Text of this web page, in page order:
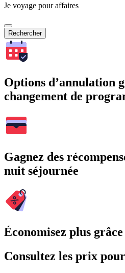
Je voyage pour affaires
Rechercher
Options d’annulation
changement de
Gagnez des
nuit séjournée
Économisez plus
Consultez les prix